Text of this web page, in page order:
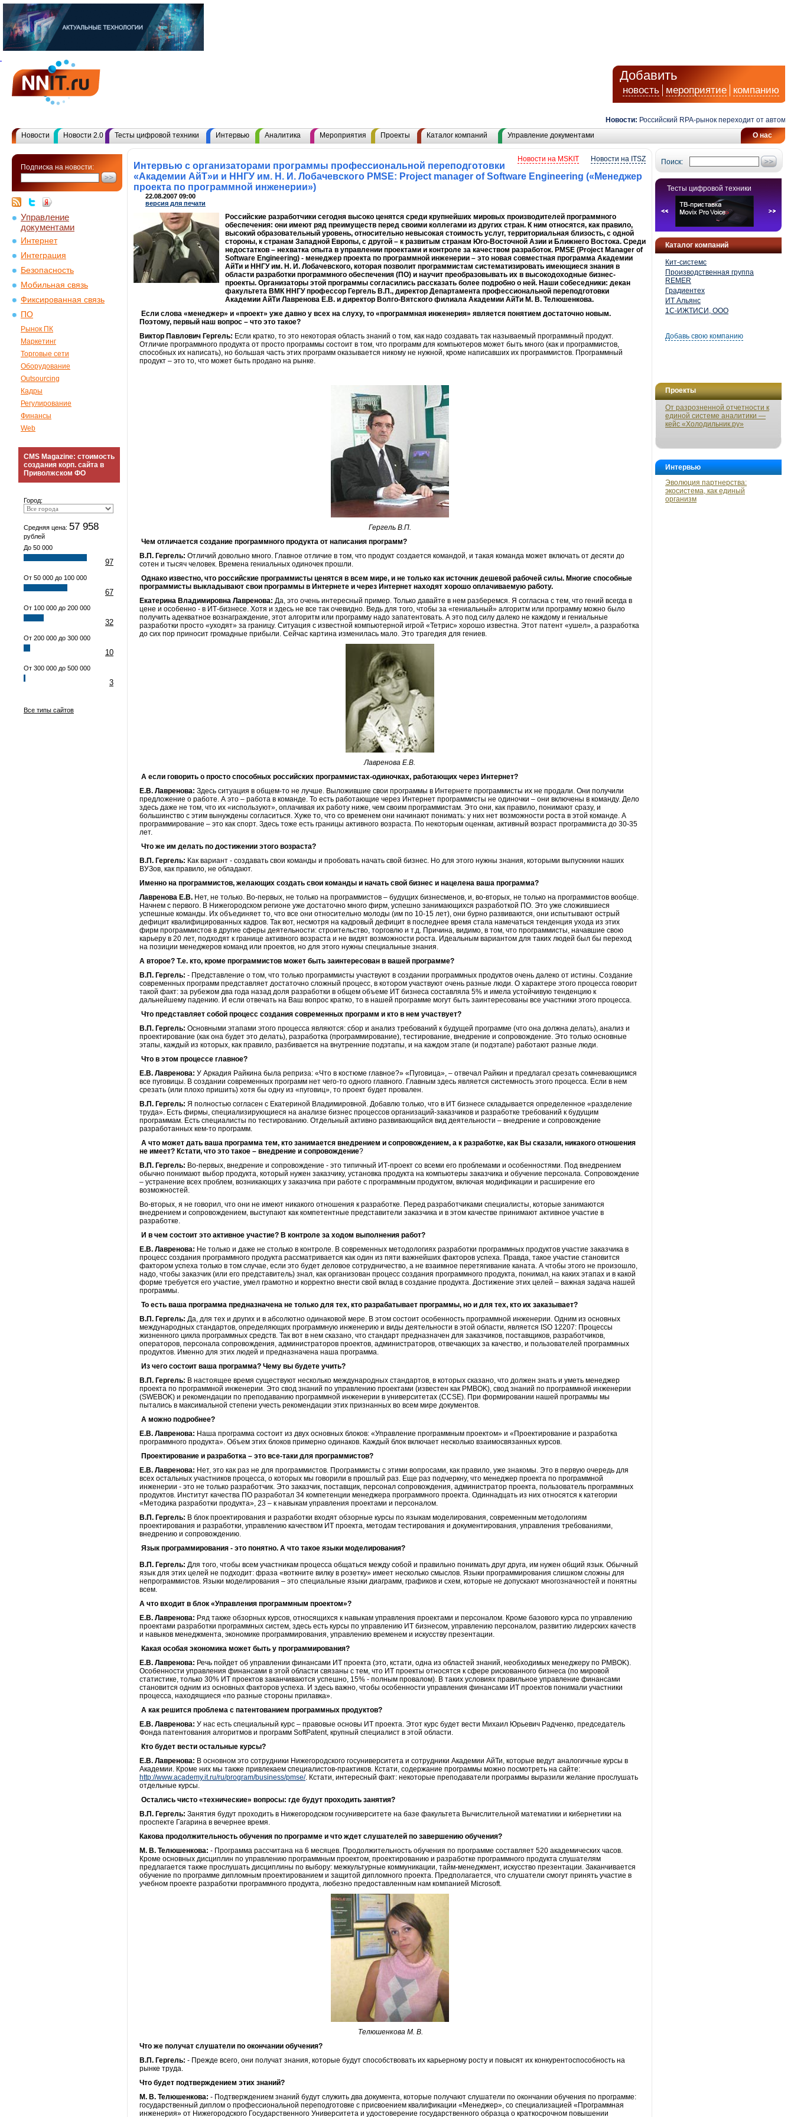
Добавить
новость мероприятие компанию
Новости: Российский RPA-рынок переходит от
О нас
Новости Новости 2.0 Тесты цифровой техники Интервью Аналитика Мероприятия Проекты Каталог компаний Управление документами
Подписка на новости:
Управление
документами
Интернет
Интеграция
Безопасность
Мобильная связь
Фиксированная связь
ПО
Рынок ПК
Маркетинг
Торговые сети
Оборудование
Outsourcing
Кадры
Регулирование
Финансы
Web
CMS Magazine: стоимость
создания корп. сайта в
Приволжском ФО
Город:
Средняя цена: 57 958
рублей
До 50 000
97
От 50 000 до 100 000
67
От 100 000 до 200 000
32
От 200 000 до 300 000
10
От 300 000 до 500 000
3
Все типы сайтов
Поиск:
Тесты цифровой техники
Каталог компаний
Кит-системс
Производственная группа
REMER
Градиентех
ИТ Альянс
1С-ИЖТИСИ, ООО
Добавь свою компанию
Проекты
От разрозненной отчетности к
единой системе аналитики —
кейс «Холодильник.ру»
Интервью
Эволюция партнерства:
экосистема, как единый
организм
Новости на ITSZ
Новости на MSKIT
Интервью с организаторами программы профессиональной переподготовки
«Академии АйТ»и и ННГУ им. Н. И. Лобачевского PMSE: Project manager of Software Engineering («Менеджер
проекта по программной инженерии»)
22.08.2007 09:00
версия для печати
Российские разработчики сегодня высоко ценятся среди крупнейших мировых производителей программного
обеспечения: они имеют ряд преимуществ перед своими коллегами из других стран. К ним относятся, как правило,
высокий образовательный уровень, относительно невысокая стоимость услуг, территориальная близость, с одной
стороны, к странам Западной Европы, с другой – к развитым странам Юго-Восточной Азии и Ближнего Востока. Среди
недостатков – нехватка опыта в управлении проектами и контроле за качеством разработок. PMSE (Project Manager of
Software Engineering) - менеджер проекта по программной инженерии – это новая совместная программа Академии
АйТи и ННГУ им. Н. И. Лобачевского, которая позволит программистам систематизировать имеющиеся знания в
области разработки программного обеспечения (ПО) и научит преобразовывать их в высокодоходные бизнес-
проекты. Организаторы этой программы согласились рассказать более подробно о ней. Наши собеседники: декан
факультета ВМК ННГУ профессор Гергель В.П., директор Департамента профессиональной переподготовки
Академии АйТи Лавренова Е.В. и директор Волго-Вятского филиала Академии АйТи М. В. Телюшенкова.
Если слова «менеджер» и «проект» уже давно у всех на слуху, то «программная инженерия» является понятием достаточно новым.
Поэтому, первый наш вопрос – что это такое?
Виктор Павлович Гергель: Если кратко, то это некоторая область знаний о том, как надо создавать так называемый программный продукт.
Отличие программного продукта от просто программы состоит в том, что программ для компьютеров может быть много (как и программистов,
способных их написать), но большая часть этих программ оказывается никому не нужной, кроме написавших их программистов. Программный
продукт – это то, что может быть продано на рынке.
Гергель В.П.
Чем отличается создание программного продукта от написания программ?
В.П. Гергель: Отличий довольно много. Главное отличие в том, что продукт создается командой, и такая команда может включать от десяти до
сотен и тысяч человек. Времена гениальных одиночек прошли.
Однако известно, что российские программисты ценятся в всем мире, и не только как источник дешевой рабочей силы. Многие способные
программисты выкладывают свои программы в Интернете и через Интернет находят хорошо оплачиваемую работу.
Екатерина Владимировна Лавренова: Да, это очень интересный пример. Только давайте в нем разберемся. Я согласна с тем, что гений всегда в
цене и особенно - в ИТ-бизнесе. Хотя и здесь не все так очевидно. Ведь для того, чтобы за «гениальный» алгоритм или программу можно было
получить адекватное вознаграждение, этот алгоритм или программу надо запатентовать. А это под силу далеко не каждому и гениальные
разработки просто «уходят» за границу. Ситуация с известной компьютерной игрой «Тетрис» хорошо известна. Этот патент «ушел», а разработка
до сих пор приносит громадные прибыли. Сейчас картина изменилась мало. Это трагедия для гениев.
Лавренова Е.В.
А если говорить о просто способных российских программистах-одиночках, работающих через Интернет?
Е.В. Лавренова: Здесь ситуация в общем-то не лучше. Выложившие свои программы в Интернете программисты их не продали. Они получили
предложение о работе. А это – работа в команде. То есть работающие через Интернет программисты не одиночки – они включены в команду. Дело
здесь даже не том, что их «используют», оплачивая их работу ниже, чем своим программистам. Это они, как правило, понимают сразу, и
большинство с этим вынуждены согласиться. Хуже то, что со временем они начинают понимать: у них нет возможности роста в этой команде. А
программирование – это как спорт. Здесь тоже есть границы активного возраста. По некоторым оценкам, активный возраст программиста до 30-35
лет.
Что же им делать по достижении этого возраста?
В.П. Гергель: Как вариант - создавать свои команды и пробовать начать свой бизнес. Но для этого нужны знания, которыми выпускники наших
ВУЗов, как правило, не обладают.
Именно на программистов, желающих создать свои команды и начать свой бизнес и нацелена ваша программа?
Лавренова Е.В. Нет, не только. Во-первых, не только на программистов – будущих бизнесменов, и, во-вторых, не только на программистов вообще.
Начнем с первого. В Нижегородском регионе уже достаточно много фирм, успешно занимающихся разработкой ПО. Это уже сложившиеся
успешные команды. Их объединяет то, что все они относительно молоды (им по 10-15 лет), они бурно развиваются, они испытывают острый
дефицит квалифицированных кадров. Так вот, несмотря на кадровый дефицит в последнее время стала намечаться тенденция ухода из этих
фирм программистов в другие сферы деятельности: строительство, торговлю и т.д. Причина, видимо, в том, что программисты, начавшие свою
карьеру в 20 лет, подходят к границе активного возраста и не видят возможности роста. Идеальным вариантом для таких людей был бы переход
на позиции менеджеров команд или проектов, но для этого нужны специальные знания.
А второе? Т.е. кто, кроме программистов может быть заинтересован в вашей программе?
В.П. Гергель: - Представление о том, что только программисты участвуют в создании программных продуктов очень далеко от истины. Создание
современных программ представляет достаточно сложный процесс, в котором участвуют очень разные люди. О характере этого процесса говорит
такой факт: за рубежом два года назад доля разработки в общем объеме ИТ бизнеса составляла 5% и имела устойчивую тенденцию к
дальнейшему падению. И если отвечать на Ваш вопрос кратко, то в нашей программе могут быть заинтересованы все участники этого процесса.
Что представляет собой процесс создания современных программ и кто в нем участвует?
В.П. Гергель: Основными этапами этого процесса являются: сбор и анализ требований к будущей программе (что она должна делать), анализ и
проектирование (как она будет это делать), разработка (программирование), тестирование, внедрение и сопровождение. Это только основные
этапы, каждый из которых, как правило, разбивается на внутренние подэтапы, и на каждом этапе (и подэтапе) работают разные люди.
Что в этом процессе главное?
Е.В. Лавренова: У Аркадия Райкина была реприза: «Что в костюме главное?» «Пуговица», – отвечал Райкин и предлагал срезать сомневающимся
все пуговицы. В создании современных программ нет чего-то одного главного. Главным здесь является системность этого процесса. Если в нем
срезать (или плохо пришить) хотя бы одну из «пуговиц», то проект будет провален.
В.П. Гергель: Я полностью согласен с Екатериной Владимировной. Добавлю только, что в ИТ бизнесе складывается определенное «разделение
труда». Есть фирмы, специализирующиеся на анализе бизнес процессов организаций-заказчиков и разработке требований к будущим
программам. Есть специалисты по тестированию. Отдельный активно развивающийся вид деятельности – внедрение и сопровождение
разработанных кем-то программ.
А что может дать ваша программа тем, кто занимается внедрением и сопровождением, а к разработке, как Вы сказали, никакого отношения
не имеет? Кстати, что это такое – внедрение и сопровождение?
В.П. Гергель: Во-первых, внедрение и сопровождение - это типичный ИТ-проект со всеми его проблемами и особенностями. Под внедрением
обычно понимают выбор продукта, который нужен заказчику, установка продукта на компьютеры заказчика и обучение персонала. Сопровождение
– устранение всех проблем, возникающих у заказчика при работе с программным продуктом, включая модификации и расширение его
возможностей.
Во-вторых, я не говорил, что они не имеют никакого отношения к разработке. Перед разработчиками специалисты, которые занимаются
внедрением и сопровождением, выступают как компетентные представители заказчика и в этом качестве принимают активное участие в
разработке.
И в чем состоит это активное участие? В контроле за ходом выполнения работ?
Е.В. Лавренова: Не только и даже не столько в контроле. В современных методологиях разработки программных продуктов участие заказчика в
процесс создания программного продукта рассматривается как один из пяти важнейших факторов успеха. Правда, такое участие становится
фактором успеха только в том случае, если это будет деловое сотрудничество, а не взаимное перетягивание каната. А чтобы этого не произошло,
надо, чтобы заказчик (или его представитель) знал, как организован процесс создания программного продукта, понимал, на каких этапах и в какой
форме требуется его участие, умел грамотно и корректно внести свой вклад в создание продукта. Достижение этих целей – важная задача нашей
программы.
То есть ваша программа предназначена не только для тех, кто разрабатывает программы, но и для тех, кто их заказывает?
В.П. Гергель: Да, для тех и других и в абсолютно одинаковой мере. В этом состоит особенность программной инженерии. Одним из основных
международных стандартов, определяющих программную инженерию и виды деятельности в этой области, является ISO 12207: Процессы
жизненного цикла программных средств. Так вот в нем сказано, что стандарт предназначен для заказчиков, поставщиков, разработчиков,
операторов, персонала сопровождения, администраторов проектов, администраторов, отвечающих за качество, и пользователей программных
продуктов. Именно для этих людей и предназначена наша программа.
Из чего состоит ваша программа? Чему вы будете учить?
В.П. Гергель: В настоящее время существуют несколько международных стандартов, в которых сказано, что должен знать и уметь менеджер
проекта по программной инженерии. Это свод знаний по управлению проектами (известен как PMBOK), свод знаний по программной инженерии
(SWEBOK) и рекомендации по преподаванию программной инженерии в университетах (CCSE). При формировании нашей программы мы
пытались в максимальной степени учесть рекомендации этих признанных во всем мире документов.
А можно подробнее?
Е.В. Лавренова: Наша программа состоит из двух основных блоков: «Управление программным проектом» и «Проектирование и разработка
программного продукта». Объем этих блоков примерно одинаков. Каждый блок включает несколько взаимосвязанных курсов.
Проектирование и разработка – это все-таки для программистов?
Е.В. Лавренова: Нет, это как раз не для программистов. Программисты с этими вопросами, как правило, уже знакомы. Это в первую очередь для
всех остальных участников процесса, о которых мы говорили в прошлый раз. Еще раз подчеркну, что менеджер проекта по программной
инженерии - это не только разработчик. Это заказчик, поставщик, персонал сопровождения, администратор проекта, пользователь программных
продуктов. Институт качества ПО разработал 34 компетенции менеджера программного проекта. Одиннадцать из них относятся к категории
«Методика разработки продукта», 23 – к навыкам управления проектами и персоналом.
В.П. Гергель: В блок проектирования и разработки входят обзорные курсы по языкам моделирования, современным методологиям
проектирования и разработки, управлению качеством ИТ проекта, методам тестирования и документирования, управления требованиями,
внедрению и сопровождению.
Язык программирования - это понятно. А что такое языки моделирования?
В.П. Гергель: Для того, чтобы всем участникам процесса общаться между собой и правильно понимать друг друга, им нужен общий язык. Обычный
язык для этих целей не подходит: фраза «воткните вилку в розетку» имеет несколько смыслов. Языки программирования слишком сложны для
непрограммистов. Языки моделирования – это специальные языки диаграмм, графиков и схем, которые не допускают многозначностей и понятны
всем.
А что входит в блок «Управления программным проектом»?
Е.В. Лавренова: Ряд также обзорных курсов, относящихся к навыкам управления проектами и персоналом. Кроме базового курса по управлению
проектами разработки программных систем, здесь есть курсы по управлению ИТ бизнесом, управлению персоналом, развитию лидерских качеств
и навыков менеджмента, экономике программирования, управлению временем и искусству презентации.
Какая особая экономика может быть у программирования?
Е.В. Лавренова: Речь пойдет об управлении финансами ИТ проекта (это, кстати, одна из областей знаний, необходимых менеджеру по PMBOK).
Особенности управления финансами в этой области связаны с тем, что ИТ проекты относятся к сфере рискованного бизнеса (по мировой
статистике, только 30% ИТ проектов заканчиваются успешно, 15% - полным провалом). В таких условиях правильное управление финансами
становится одним из основных факторов успеха. И здесь важно, чтобы особенности управления финансами ИТ проектов понимали участники
процесса, находящиеся «по разные стороны прилавка».
А как решится проблема с патентованием программных продуктов?
Е.В. Лавренова: У нас есть специальный курс – правовые основы ИТ проекта. Этот курс будет вести Михаил Юрьевич Радченко, председатель
Фонда патентования алгоритмов и программ SoftPatent, крупный специалист в этой области.
Кто будет вести остальные курсы?
Е.В. Лавренова: В основном это сотрудники Нижегородского госуниверситета и сотрудники Академии АйТи, которые ведут аналогичные курсы в
Академии. Кроме них мы также привлекаем специалистов-практиков. Кстати, содержание программы можно посмотреть на сайте:
http://www.academy.it.ru/ru/program/business/pmse/. Кстати, интересный факт: некоторые преподаватели программы выразили желание прослушать
отдельные курсы.
Остались чисто «технические» вопросы: где будут проходить занятия?
В.П. Гергель: Занятия будут проходить в Нижегородском госуниверситете на базе факультета Вычислительной математики и кибернетики на
проспекте Гагарина в вечернее время.
Какова продолжительность обучения по программе и что ждет слушателей по завершению обучения?
М. В. Телюшенкова: - Программа рассчитана на 6 месяцев. Продолжительность обучения по программе составляет 520 академических часов.
Кроме основных дисциплин по управлению программным проектом, проектированию и разработке программного продукта слушателям
предлагается также прослушать дисциплины по выбору: межкультурные коммуникации, тайм-менеджмент, искусство презентации. Заканчивается
обучение по программе дипломным проектированием и защитой дипломного проекта. Предполагается, что слушатели смогут принять участие в
учебном проекте разработки программного продукта, любезно предоставленным нам компанией Microsoft.
Телюшенкова М. В.
Что же получат слушатели по окончании обучения?
В.П. Гергель: - Прежде всего, они получат знания, которые будут способствовать их карьерному росту и повысят их конкурентоспособность на
рынке труда.
Что будет подтверждением этих знаний?
М. В. Телюшенкова: - Подтверждением знаний будут служить два документа, которые получают слушатели по окончании обучения по программе:
государственный диплом о профессиональной переподготовке с присвоением квалификации «Менеджер», со специализацией «Программная
инженерия» от Нижегородского Государственного Университета и удостоверение государственного образца о краткосрочном повышении